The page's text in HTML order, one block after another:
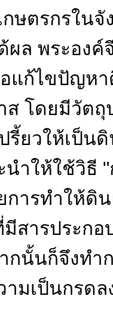
กษตรกรใน
ผล พระอง
แก้ไขปัญห
ส โดยมีวัต
รี้ยวให้เป็น
ำให้ใช้วิธี
ารทำให้ดิ
สารประก
กนั้นก็จึงท
ามเป็นกรด